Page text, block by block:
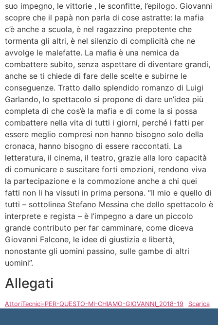
suo impegno, le vittorie , le sconfitte, l’epilogo. Giovanni
scopre che il papà non parla di cose astratte: la mafia
c’è anche a scuola, è nel ragazzino prepotente che
tormenta gli altri, è nel silenzio di complicità che ne
avvolge le malefatte. La mafia è una nemica da
combattere subito, senza aspettare di diventare grandi,
anche se ti chiede di fare delle scelte e subirne le
conseguenze. Tratto dallo splendido romanzo di Luigi
Garlando, lo spettacolo si propone di dare un’idea più
completa di che cos’è la mafia e di come la si possa
combattere nella vita di tutti i giorni, perché i fatti per
essere meglio compresi non hanno bisogno solo della
cronaca, hanno bisogno di essere raccontati. La
letteratura, il cinema, il teatro, grazie alla loro capacità
di comunicare e suscitare forti emozioni, rendono viva
la partecipazione e la commozione anche a chi quei
fatti non li ha vissuti in prima persona. “Il mio e quello di
tutti – sottolinea Stefano Messina che dello spettacolo è
interprete e regista – è l’impegno a dare un piccolo
grande contributo per far camminare, come diceva
Giovanni Falcone, le idee di giustizia e libertà,
nonostante gli uomini passino, sulle gambe di altri
uomini”.
Allegati
AttoriTecnici-PER-QUESTO-MI-CHIAMO-GIOVANNI_2018-19 Scarica